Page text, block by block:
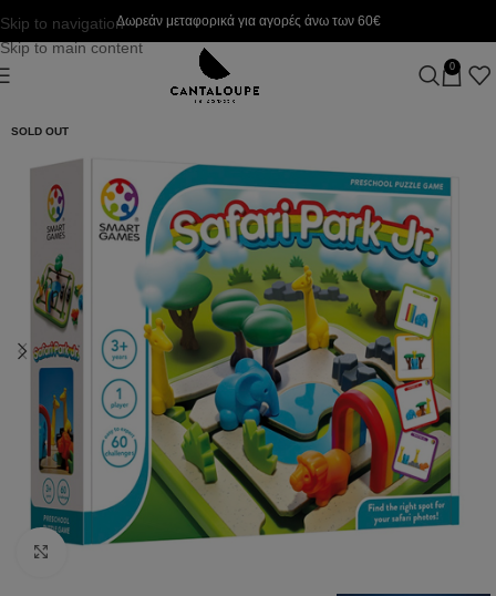
Skip to navigation
Skip to main content
Δωρεάν μεταφορικά για αγορές άνω των 60€
0
SOLD OUT